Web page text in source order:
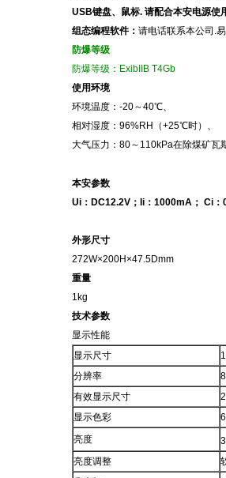
USB键盘、鼠标. 请配合本安电源使
组态编程软件： 请电话联系本公司.
防爆等级
防爆等级： ExibIIB T4Gb
使用环境
环境温度：-20～40℃、
相对湿度：96%RH（+25℃时）、
大气压力：80～110kPa在除煤矿瓦
本安参数
Ui：DC12.2V；Ii：1000mA； Ci：
外形尺寸
272W×200H×47.5Dmm
重量
1kg
技术参数
显示性能
显示尺寸
分辨率
有效显示尺寸
显示色彩
亮度
亮度调整